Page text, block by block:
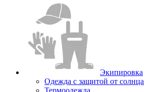
Экипировка
Одежда с защитой от солнца
Термоодежда